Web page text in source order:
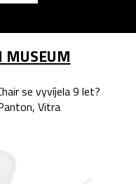
MUSEUM
se vyvíjela 9 let?
Vitra